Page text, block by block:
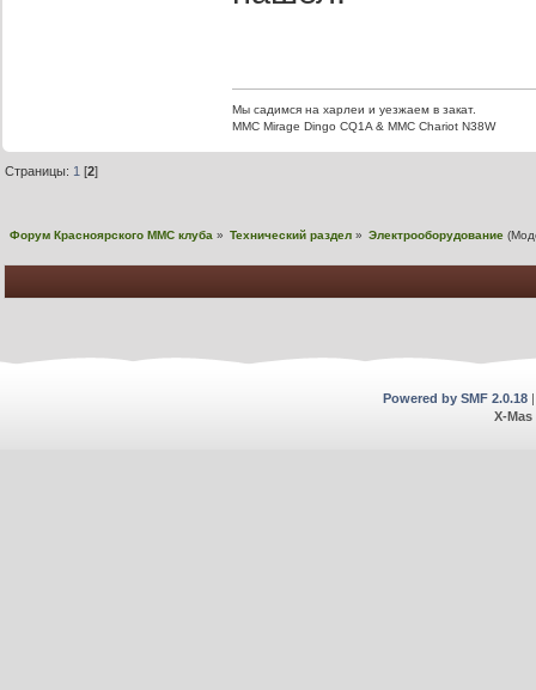
Мы садимся на харлеи и уезжаем в закат.
ММС Mirage Dingo CQ1A & MMC Chariot N38W
Страницы: 1 [2]
Форум Красноярского MMC клуба » Технический раздел » Электрооборудование
Powered by SMF 2.0.18
X-Mas